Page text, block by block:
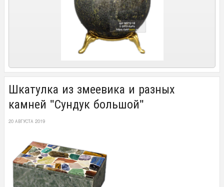
Шкатулка из змеевика и разных
камней "Сундук большой"
20 АВГУСТА 2019